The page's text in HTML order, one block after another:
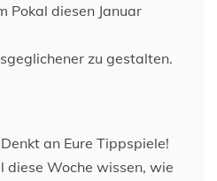
Pokal diesen Januar
zu gestalten.
an Eure Tippspiele!
diese Woche wissen, wie